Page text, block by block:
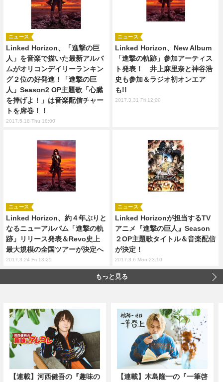
Linked Horizon、「進撃の巨
人」を音楽で描いた最新アルバ
ムがオリコンデイリーランキン
グ２位の好発進！「進撃の巨
人」Season2 OP主題歌「心臓
を捧げよ！」は音楽配信チャー
トを席巻！！
ニュース
2017.5.18 Thu 18:00
Linked Horizon、New Album
「進撃の軌跡」参加アーティス
ト発表！ 井上麻里奈と神谷浩
史も参加＆ラジオ初オンエア
も!!
ニュース
2017.3.31 Fri 12:00
Linked Horizon、約４年ぶりと
なるニューアルバム「進撃の軌
跡」リリース発表＆Revo史上
最大規模の全国ツアーが決定へ
ニュース
2017.3.24 Fri 13:25
Linked Horizonが担当するTV
アニメ『進撃の巨人』Season
２OP主題歌タイトル＆音楽配信
が決定！
ニュース
2017.3.6 Mon 23:10
もっと見る
【連載】河西健吾の『趣味の 【連載】木島隆一の『一筆啓